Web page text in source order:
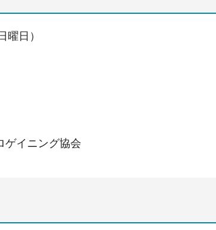
曜日）
イニング協会